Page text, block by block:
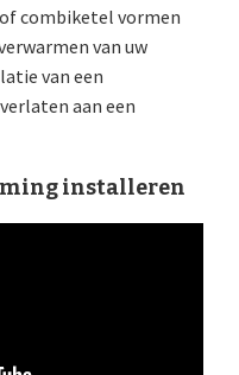
combiketel vormen
van uw
van een
aan een
installeren